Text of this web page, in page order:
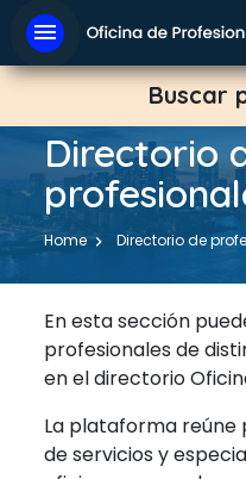
menu
Directorio
Home Directorio de
En esta sección
profesionales de
en el directorio
La plataforma reúne
de servicios y
Buscar